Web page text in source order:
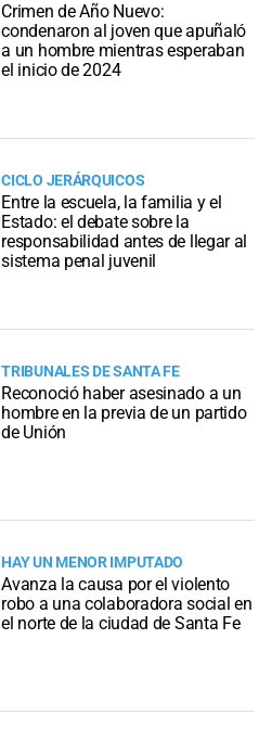
Crimen de Año Nuevo:
condenaron al joven que apuñaló
a un hombre mientras esperaban
el inicio de 2024
CICLO JERÁRQUICOS
Entre la escuela, la familia y el
Estado: el debate sobre la
responsabilidad antes de llegar al
sistema penal juvenil
TRIBUNALES DE SANTA FE
Reconoció haber asesinado a un
hombre en la previa de un partido
de Unión
HAY UN MENOR IMPUTADO
Avanza la causa por el violento
robo a una colaboradora social en
el norte de la ciudad de Santa Fe